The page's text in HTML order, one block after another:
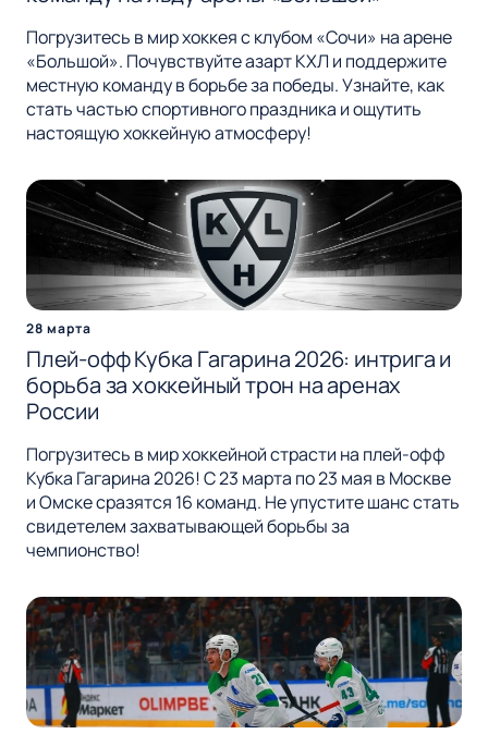
Погрузитесь в мир хоккея с клубом «Сочи» на арене
«Большой». Почувствуйте азарт КХЛ и поддержите
местную команду в борьбе за победы. Узнайте, как
стать частью спортивного праздника и ощутить
настоящую хоккейную атмосферу!
28 марта
Плей-офф Кубка Гагарина 2026: интрига и
борьба за хоккейный трон на аренах
России
Погрузитесь в мир хоккейной страсти на плей-офф
Кубка Гагарина 2026! С 23 марта по 23 мая в Москве
и Омске сразятся 16 команд. Не упустите шанс стать
свидетелем захватывающей борьбы за
чемпионство!